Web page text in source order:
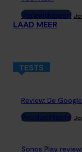
Vergelijkingen
LAAD MEER
TESTS
Review: De
Producttests
Sonos Play